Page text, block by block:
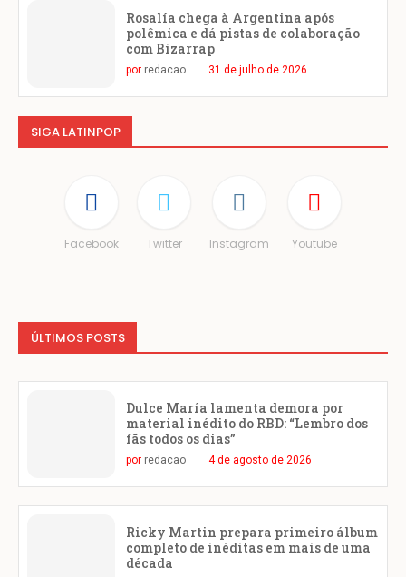
Rosalía chega à Argentina após
polêmica e dá pistas de colaboração
com Bizarrap
por redacao 31 de julho de 2026
SIGA LATINPOP
Facebook Twitter Instagram Youtube
ÚLTIMOS POSTS
Dulce María lamenta demora por
material inédito do RBD: “Lembro dos
fãs todos os dias”
por redacao 4 de agosto de 2026
Ricky Martin prepara primeiro álbum
completo de inéditas em mais de uma
década